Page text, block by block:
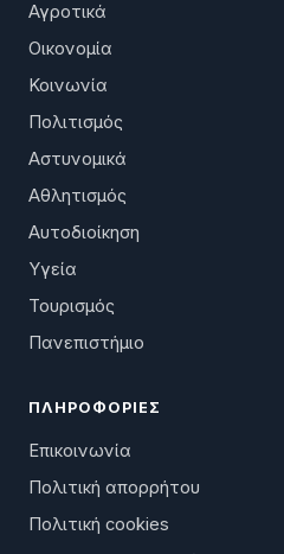
Αγροτικά
Οικονομία
Κοινωνία
Πολιτισμός
Αστυνομικά
Αθλητισμός
Αυτοδιοίκηση
Υγεία
Τουρισμός
Πανεπιστήμιο
ΠΛΗΡΟΦΟΡΊΕΣ
Επικοινωνία
Πολιτική απορρήτου
Πολιτική cookies